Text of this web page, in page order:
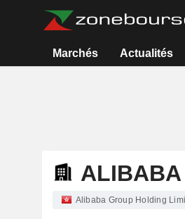
Marchés Actualités
ALIBABA
Alibaba Group Holding